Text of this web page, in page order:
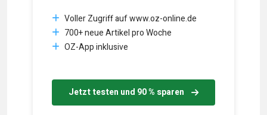
Voller Zugriff auf www.oz-online.de
700+ neue Artikel pro Woche
OZ-App inklusive
Jetzt testen und 90 % sparen